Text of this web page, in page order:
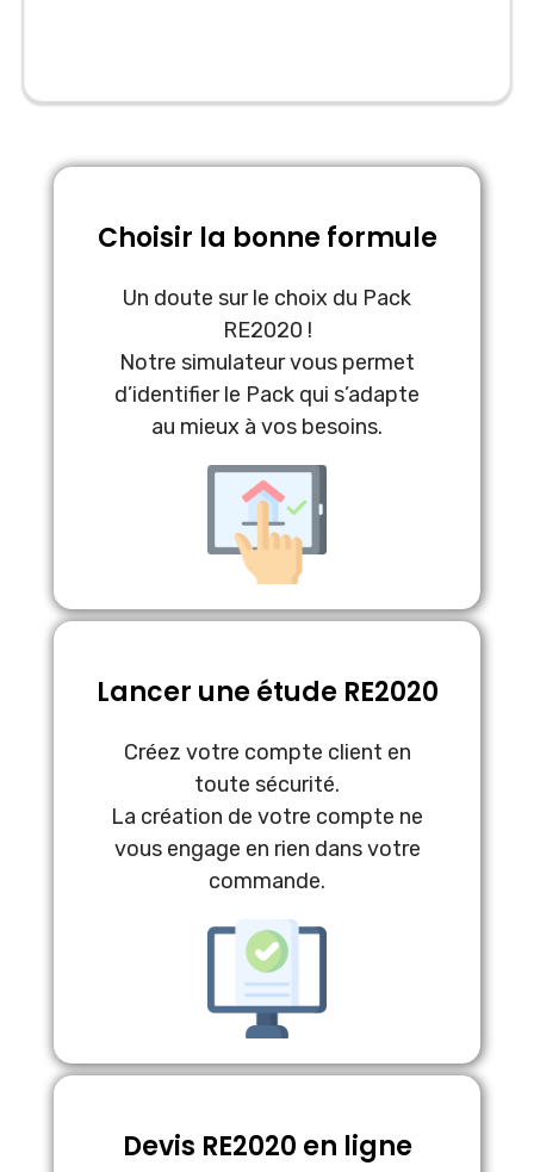
Choisir la bonne formule
Un doute sur le choix du Pack
RE2020 !
Notre simulateur vous permet
d’identifier le Pack qui s’adapte
au mieux à vos besoins.
Lancer une étude RE2020
Créez votre compte client en
toute sécurité.
La création de votre compte ne
vous engage en rien dans votre
commande.
Devis RE2020 en ligne